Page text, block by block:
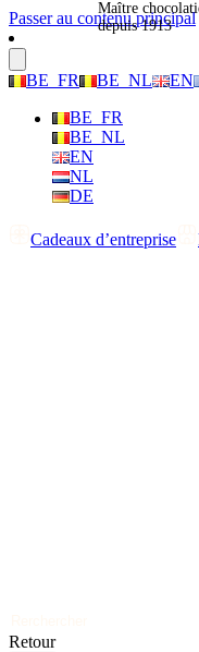
Passer au contenu principal
BE_FR BE_NL EN
BE_FR
BE_NL
EN
NL
DE
Cadeaux d’entreprise
Retour
Maître
depuis 1913